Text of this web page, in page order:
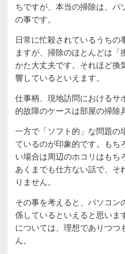
ちですが、本当の掃除は、パ
の事です。
日常に忙殺されているうちの
ますが、掃除のほとんどは「
かた大丈夫です。それほど換
響しているといえます。
仕事柄、現地訪問におけるサ
的故障のケースは部屋の掃除
一方で「ソフト的」な問題の
ているのが印象的です。もち
い場合は周辺のホコリはもち
あくまでも仕方ない話で、そ
りません。
その事を考えると、パソコン
係しているといえると思いま
については、理想でありつつ
ん。